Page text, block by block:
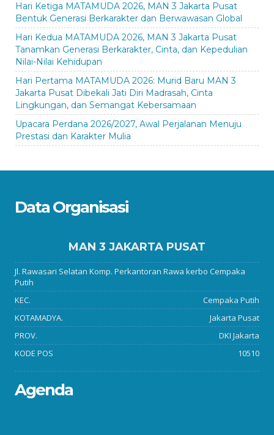
Hari Ketiga MATAMUDA 2026, MAN 3 Jakarta Pusat
Bentuk Generasi Berkarakter dan Berwawasan Global
Hari Kedua MATAMUDA 2026, MAN 3 Jakarta Pusat
Tanamkan Generasi Berkarakter, Cinta, dan Kepedulian
Nilai-Nilai Kehidupan
Hari Pertama MATAMUDA 2026: Murid Baru MAN 3
Jakarta Pusat Dibekali Jati Diri Madrasah, Cinta
Lingkungan, dan Semangat Kebersamaan
Upacara Perdana 2026/2027, Awal Perjalanan Menuju
Prestasi dan Karakter Mulia
Data Organisasi
MAN 3 JAKARTA PUSAT
Jl. Rawasari Selatan Komp. Perkantoran Rawa kerbo Cempaka
Putih
KEC.
Cempaka Putih
KOTAMADYA.
Jakarta Pusat
PROV.
DKI Jakarta
KODE POS
10510
Agenda